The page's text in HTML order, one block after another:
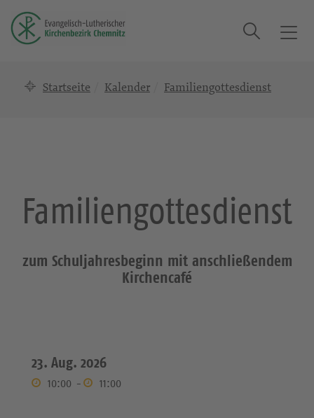
T
g
a
i
Suche
Startseite Kalender Familiengottesdienst
Familiengottesdienst
zum Schuljahresbeginn mit anschließendem
Kirchencafé
23. Aug. 2026
10:00 - 11:00